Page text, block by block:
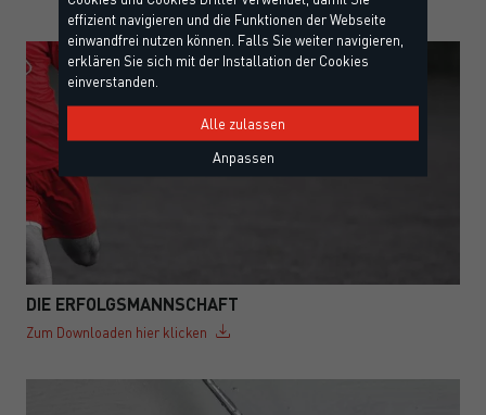
DIE ERFOLGSMANNSCHAFT
Zum Downloaden hier klicken
effizient navigieren und die Funktionen der Webseite
einwandfrei nutzen können. Falls Sie weiter navigieren,
erklären Sie sich mit der Installation der Cookies
einverstanden.
Alle zulassen
Anpassen